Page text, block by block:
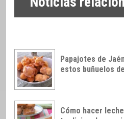
Papajotes de
estos buñuelos
Cómo hacer